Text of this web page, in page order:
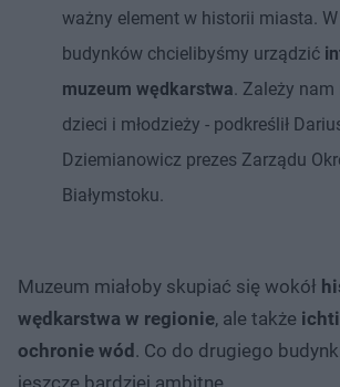
ważny element w historii miasta.
budynków chcielibyśmy urządzić
muzeum wędkarstwa. Zależy nam
dzieci i młodzieży - podkreślił
Dziemianowicz prezes Zarządu
Białymstoku.
Muzeum miałoby skupiać się wokół
wędkarstwa w regionie, ale także
ochronie wód. Co do drugiego
jeszcze bardziej ambitne.